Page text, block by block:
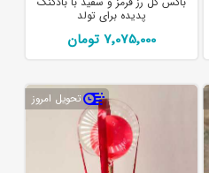
پدیده برای تولد
7٬075٬000 تومان
تحویل امروز